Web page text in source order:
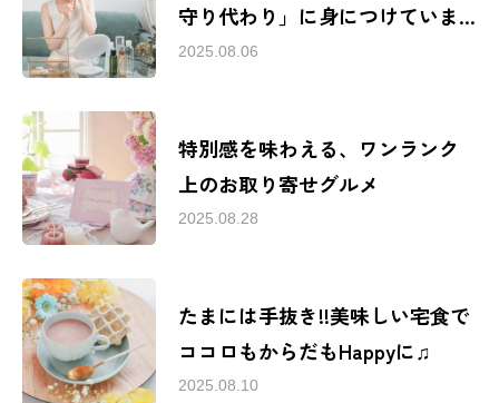
守り代わり」に身につけていま
す
2025.08.06
特別感を味わえる、ワンランク
上のお取り寄せグルメ
2025.08.28
たまには手抜き!!美味しい宅食で
ココロもからだもHappyに♫
2025.08.10